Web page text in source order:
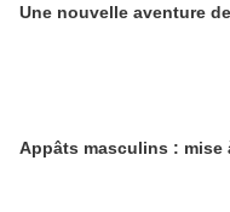
Une nouvelle aventure
Appâts masculins : mise